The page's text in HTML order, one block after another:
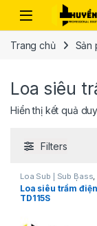
Trang chủ Sản
Loa siêu
Hiển thị kết quả
Filters
Loa Sub | Sub Bass
thanh karaoke | KTV
Loa siêu trầm
TD115S